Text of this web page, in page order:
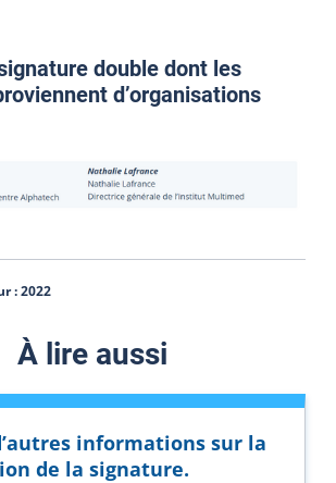
double dont les
d’organisations
:2022
À lire aussi
informations sur la
de la signature.